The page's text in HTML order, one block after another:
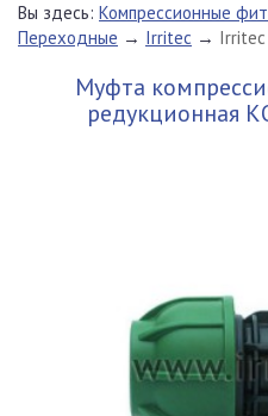
Вы здесь: Компрессионные
Переходные → Irritec →
Муфта
редукционная